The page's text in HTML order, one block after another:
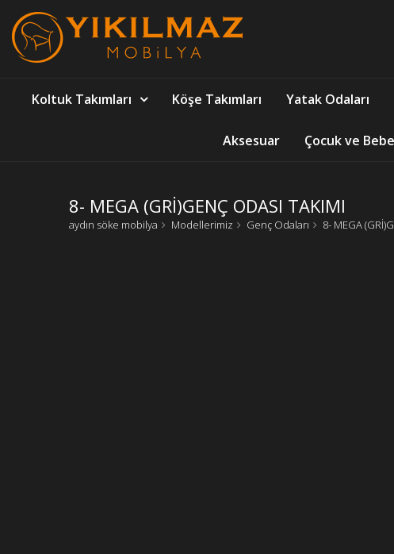
Koltuk Takımları Köşe Takımları Yatak Odaları
Aksesuar Çocuk ve
8- MEGA (GRİ)GENÇ ODASI TAKIMI
aydın söke mobilya Modellerimiz Genç Odaları 8- MEGA